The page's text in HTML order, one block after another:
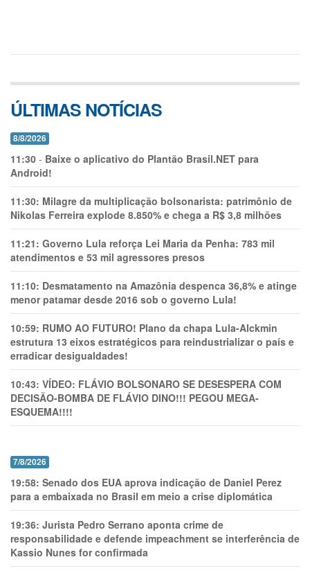
ÚLTIMAS NOTÍCIAS
8/8/2026
11:30 - Baixe o aplicativo do Plantão Brasil.NET para
Android!
11:30: Milagre da multiplicação bolsonarista: patrimônio de
Nikolas Ferreira explode 8.850% e chega a R$ 3,8 milhões
11:21: Governo Lula reforça Lei Maria da Penha: 783 mil
atendimentos e 53 mil agressores presos
11:10: Desmatamento na Amazônia despenca 36,8% e atinge
menor patamar desde 2016 sob o governo Lula!
10:59: RUMO AO FUTURO! Plano da chapa Lula-Alckmin
estrutura 13 eixos estratégicos para reindustrializar o país e
erradicar desigualdades!
10:43: VÍDEO: FLÁVIO BOLSONARO SE DESESPERA COM
DECISÃO-BOMBA DE FLÁVIO DINO!!! PEGOU MEGA-
ESQUEMA!!!!
7/8/2026
19:58: Senado dos EUA aprova indicação de Daniel Perez
para a embaixada no Brasil em meio a crise diplomática
19:36: Jurista Pedro Serrano aponta crime de
responsabilidade e defende impeachment se interferência de
Kassio Nunes for confirmada